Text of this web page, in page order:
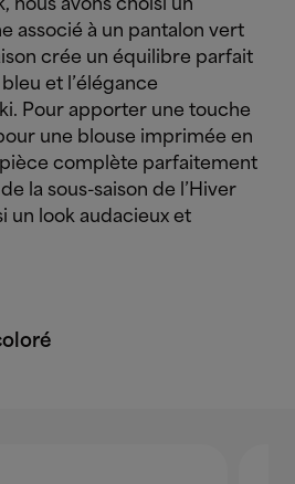
nous avons choisi un
associé à un pantalon vert
crée un équilibre parfait
et l’élégance
Pour apporter une touche
une blouse imprimée en
complète parfaitement
la sous-saison de l’Hiver
un look audacieux et